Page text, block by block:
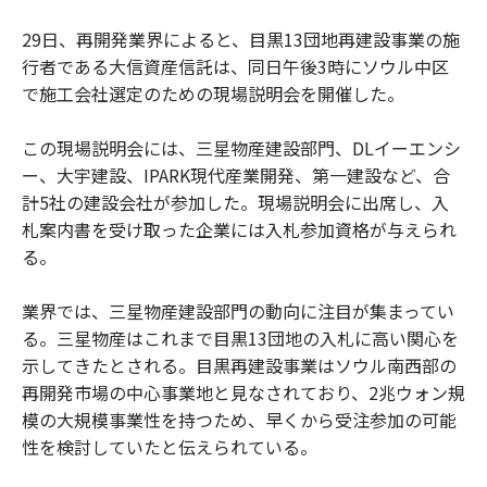
29日、再開発業界によると、目黒13団地再建設事業の施
行者である大信資産信託は、同日午後3時にソウル中区
で施工会社選定のための現場説明会を開催した。
この現場説明会には、三星物産建設部門、DLイーエンシ
ー、大宇建設、IPARK現代産業開発、第一建設など、合
計5社の建設会社が参加した。現場説明会に出席し、入
札案内書を受け取った企業には入札参加資格が与えられ
る。
業界では、三星物産建設部門の動向に注目が集まってい
る。三星物産はこれまで目黒13団地の入札に高い関心を
示してきたとされる。目黒再建設事業はソウル南西部の
再開発市場の中心事業地と見なされており、2兆ウォン規
模の大規模事業性を持つため、早くから受注参加の可能
性を検討していたと伝えられている。